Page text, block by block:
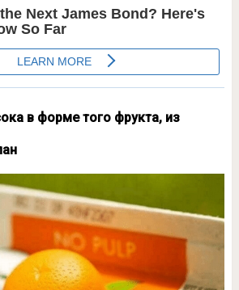
в форме того фрукта, из